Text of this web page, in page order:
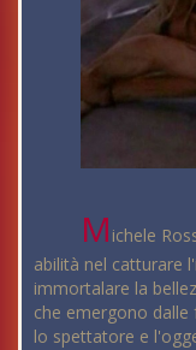
M ichele
abilità nel catturare
immortalare la
che emergono
lo spettatore e